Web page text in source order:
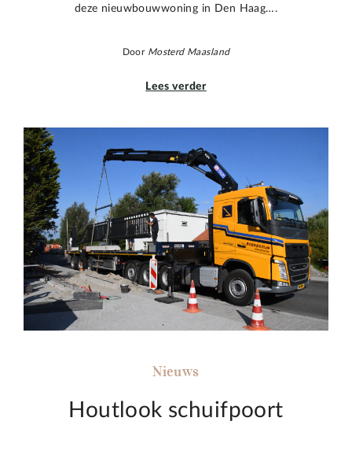
deze nieuwbouwwoning in Den Haag….
Door Mosterd Maasland
Lees verder
Nieuws
Houtlook schuifpoort